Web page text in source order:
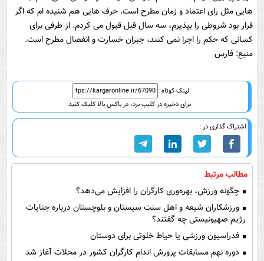
هایی مثل رای اعتماد و زمان مطرح است. حرف هایی هم شنیده ام که اگر
قرار بود شروطی را بپذیرم، سه سال قبل قبول می کردم. از طرفی برای
کسانی که حکم را اجرا نمی کنند، جبران خسارت و انفصال مطرح است.
منبع: فارس
لینک کوتاه :
برای ذخیره در کلیپ برد، در باکس بالا کلیک کنید
اشتراک گذاری در :
مطالب مرتبط
چگونه ورزش، بهره‌وری کارگران را افزایش می‌دهد؟
ورزشکاران شیعه و اهل سنت سیستان و بلوچستان درباره جنایات
رژیم صهیونیستی چه گفتند؟
فدراسیون ورزشی یا حیاط خلوتی برای دوستان
دوره نهم مسابقات پرورش اندام کارگران کشور در محلات آغاز شد